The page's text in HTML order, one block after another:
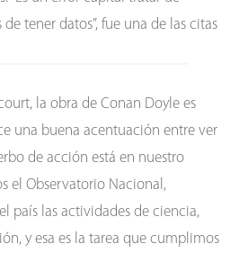
tener datos”, fue una de las citas
la obra de Conan Doyle es
una buena acentuación entre ver
de acción está en nuestro
el Observatorio Nacional,
país las actividades de ciencia,
y esa es la tarea que cumplimos